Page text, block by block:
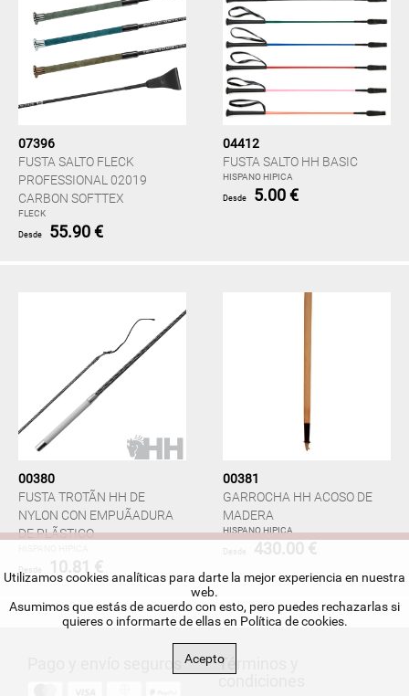
07396
FUSTA SALTO FLECK
PROFESSIONAL 02019
CARBON SOFTTEX
FLECK
Desde 55.90 €
04412
FUSTA SALTO HH BASIC
HISPANO HIPICA
Desde 5.00 €
00380
FUSTA TROTÃN HH DE
NYLON CON EMPUÃADURA
DE PLÃSTICO
Desde 10.81 €
00381
GARROCHA HH ACOSO DE
MADERA
HISPANO HIPICA
Desde 430.00 €
Términos y
Utilizamos cookies analíticas para darte la mejor experiencia en nuestra
web.
Asumimos que estás de acuerdo con esto, pero puedes rechazarlas si
quieres o informarte de ellas en Política de cookies.
Acepto